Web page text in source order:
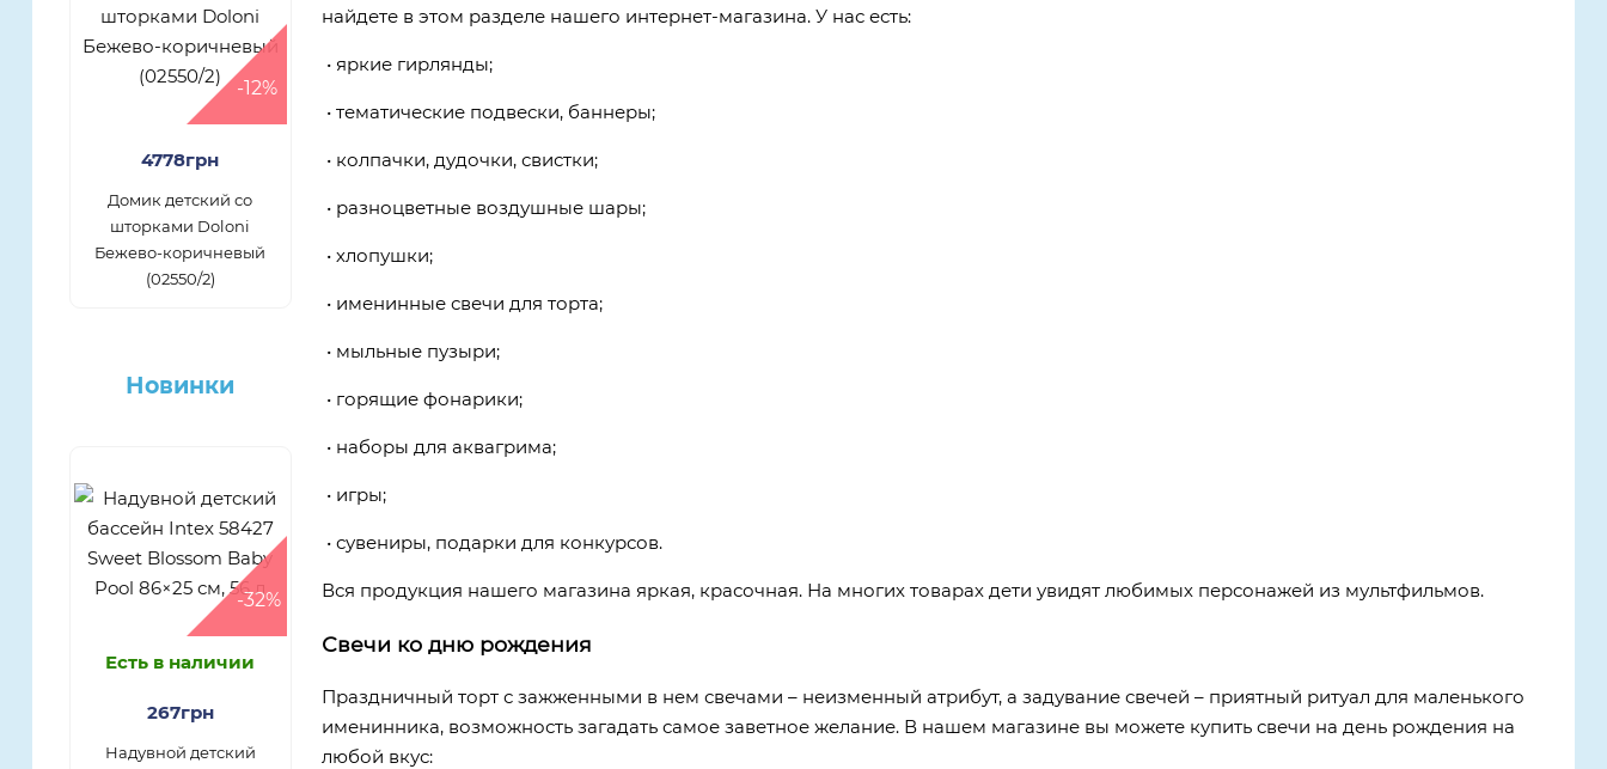
-12%
4778грн
Домик детский со
шторками Doloni
Бежево-коричневый
(02550/2)
Новинки
-32%
Есть в наличии
267грн
Надувной детский
найдете в этом разделе нашего интернет-магазина. У нас есть:
• яркие гирлянды;
• тематические подвески, баннеры;
• колпачки, дудочки, свистки;
• разноцветные воздушные шары;
• хлопушки;
• именинные свечи для торта;
• мыльные пузыри;
• горящие фонарики;
• наборы для аквагрима;
• игры;
• сувениры, подарки для конкурсов.
Вся продукция нашего магазина яркая, красочная. На многих товарах дети увидят любимых персонажей из мультфильмов.
Свечи ко дню рождения
Праздничный торт с зажженными в нем свечами – неизменный атрибут, а задувание свечей – приятный ритуал для маленького
именинника, возможность загадать самое заветное желание. В нашем магазине вы можете купить свечи на день рождения на
любой вкус: